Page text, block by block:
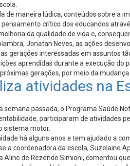
de maneira lúdica, conteúdos sobre
crítico dos educandos
da qualidade de vida e,
Jonatan Neves, as ações
gerações interessadas em
aprendidas durante a execução
gerações, por meio da mudança
atividades na
passada, o Programa Saúde
participaram de atividades
sistema motor.
há alguns anos e tem ajudado a
a coordenadora da escola, Suzelaine
de Rezende Simioni, comentou